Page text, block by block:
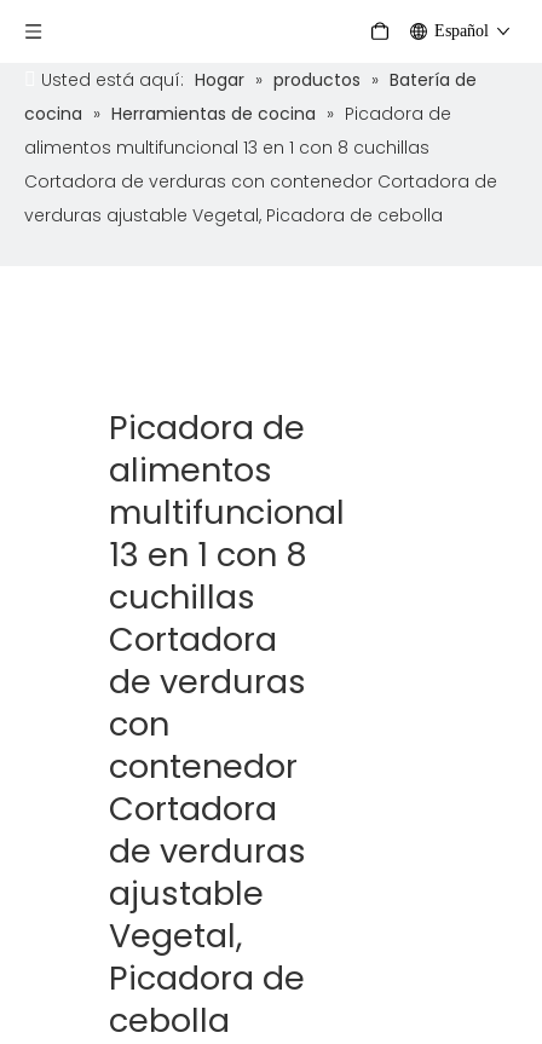
Español
Usted está aquí: Hogar » productos » Batería de
cocina » Herramientas de cocina » Picadora de
alimentos multifuncional 13 en 1 con 8 cuchillas
Cortadora de verduras con contenedor Cortadora de
verduras ajustable Vegetal, Picadora de cebolla
Picadora de
alimentos
multifuncional
13 en 1 con 8
cuchillas
Cortadora
de verduras
con
contenedor
Cortadora
de verduras
ajustable
Vegetal,
Picadora de
cebolla